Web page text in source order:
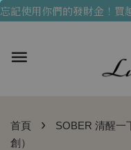
使用你們的發財金！買越
首頁 ›
SOBER 清醒一
創）